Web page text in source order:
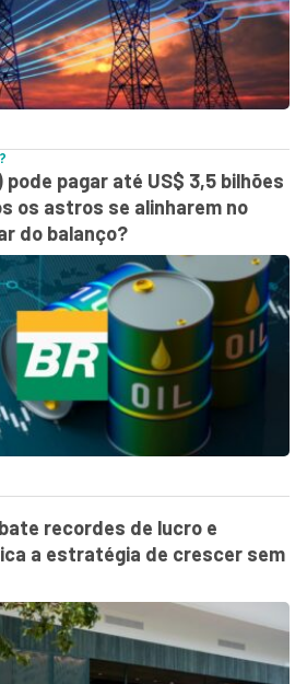
pagar até US$ 3,5 bilhões
os astros se alinharem no
do balanço?
recordes de lucro e
a estratégia de crescer sem